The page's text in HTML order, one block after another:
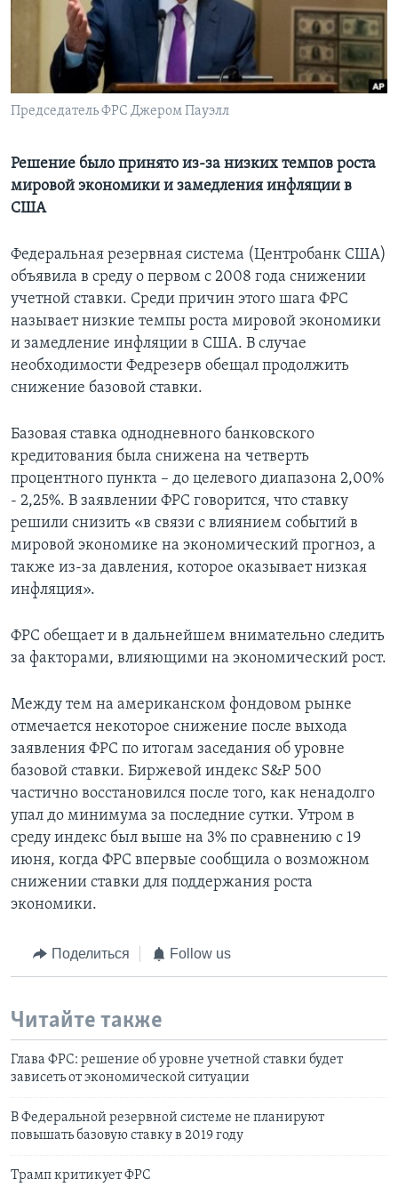
Learning English
СОЦИАЛЬНЫЕ СЕТИ
Языки
Председатель ФРС Джером Пауэлл
Решение было принято из-за низких темпов роста
мировой экономики и замедления инфляции в
США
Федеральная резервная система (Центробанк США)
объявила в среду о первом с 2008 года снижении
учетной ставки. Среди причин этого шага ФРС
называет низкие темпы роста мировой экономики
и замедление инфляции в США. В случае
необходимости Федрезерв обещал продолжить
снижение базовой ставки.
Базовая ставка однодневного банковского
кредитования была снижена на четверть
процентного пункта – до целевого диапазона 2,00%
- 2,25%. В заявлении ФРС говорится, что ставку
решили снизить «в связи с влиянием событий в
мировой экономике на экономический прогноз, а
также из-за давления, которое оказывает низкая
инфляция».
ФРС обещает и в дальнейшем внимательно следить
за факторами, влияющими на экономический рост.
Между тем на американском фондовом рынке
отмечается некоторое снижение после выхода
заявления ФРС по итогам заседания об уровне
базовой ставки. Биржевой индекс S&P 500
частично восстановился после того, как ненадолго
упал до минимума за последние сутки. Утром в
среду индекс был выше на 3% по сравнению с 19
июня, когда ФРС впервые сообщила о возможном
снижении ставки для поддержания роста
экономики.
Поделиться Follow us
Читайте также
Глава ФРС: решение об уровне учетной ставки будет
зависеть от экономической ситуации
В Федеральной резервной системе не планируют
повышать базовую ставку в 2019 году
Трамп критикует ФРС